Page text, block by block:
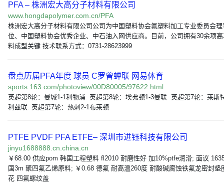
PFA – 株洲宏大高分子材料有限公司
www.hongdapolymer.com.cn/PFA
株洲宏大高分子材料有限公司公司为中国塑料协会氟塑料加工专业委员会理
位、中国塑料协会优秀企业、中石油入网供应商。目前，公司拥有30余项
料成型关键 技术联系方式：0731-28623999
盘点历届PFA年度 球员 C罗曾蝉联 网易体育
sports.163.com/photoview/00D80005/97622.html
英超第8轮：曼城1-1利物浦. 英超第8轮：埃弗顿1-3曼联. 英超第7轮：莱斯
利兹联. 英超第7轮：热刺2-1布莱顿
PTFE PVDF PFA ETFE– 深圳市进钰科技有限公司
jinyu1688888.cn.china.cn
￥68.00 供应pom 韩国工程塑料 fl2010 耐磨性好 加10%ptfe润滑; 面议
国3m 聚四氟乙烯原料; ￥0.68 德氟 耐高温260度 耐酸碱腐蚀铁氟龙密封垫
花 四氟螺纹盖